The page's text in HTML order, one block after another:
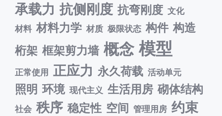
承载力 抗侧刚度 抗弯刚度 文化
材料 材料力学 材质 极限状态 构件 构造
桁架 框架剪力墙 概念 模型
正常使用 正应力 永久荷载 活动单元
照明 环境 现代主义 生活用房 砌体结构
社会 秩序 稳定性 空间 管理用房 约束